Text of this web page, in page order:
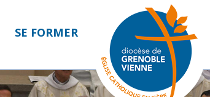
SE FORMER